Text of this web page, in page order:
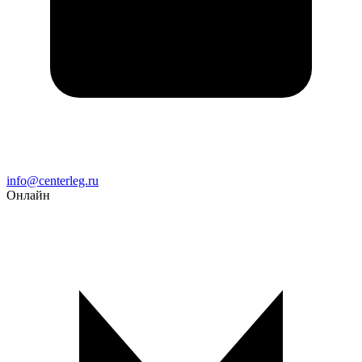
Email
info@centerleg.ru
Онлайн